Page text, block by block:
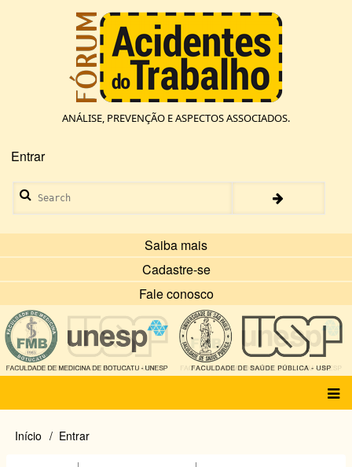
ANÁLISE, PREVENÇÃO E ASPECTOS ASSOCIADOS.
Menu
de
conta
de
usuário
Entrar
Search
Saiba mais
Cadastre-se
Fale conosco
menu
Trilha
Início Entrar